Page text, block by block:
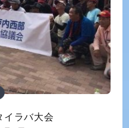
イラバ大会